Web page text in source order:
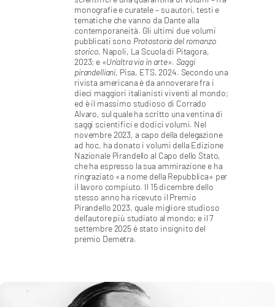
Economia e Lavoro
monografie e curatele – su autori, testi e
tematiche che vanno da Dante alla
contemporaneità. Gli ultimi due volumi
pubblicati sono Protostoria del romanzo
storico, Napoli, La Scuola di Pitagora,
2023; e «Un’altra via in arte». Saggi
pirandelliani, Pisa, ETS, 2024. Secondo una
rivista americana è da annoverare fra i
dieci maggiori italianisti viventi al mondo;
ed è il massimo studioso di Corrado
Alvaro, sul quale ha scritto una ventina di
saggi scientifici e dodici volumi. Nel
novembre 2023, a capo della delegazione
ad hoc, ha donato i volumi della Edizione
Nazionale Pirandello al Capo dello Stato,
che ha espresso la sua ammirazione e ha
ringraziato «a nome della Repubblica» per
il lavoro compiuto. Il 15 dicembre dello
stesso anno ha ricevuto il Premio
Pirandello 2023, quale migliore studioso
dell’autore più studiato al mondo; e il 7
settembre 2025 è stato insignito del
premio Demetra.